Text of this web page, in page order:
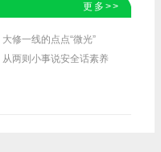
更多>>
大修一线的点点“微光”
从两则小事说安全话素养